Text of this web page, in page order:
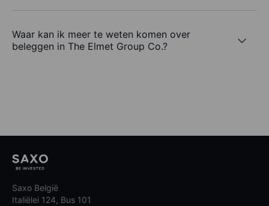
Waar kan ik meer te weten komen over
beleggen in The Elmet Group Co.?
Saxo België
Italiëlei 124, Bus 101